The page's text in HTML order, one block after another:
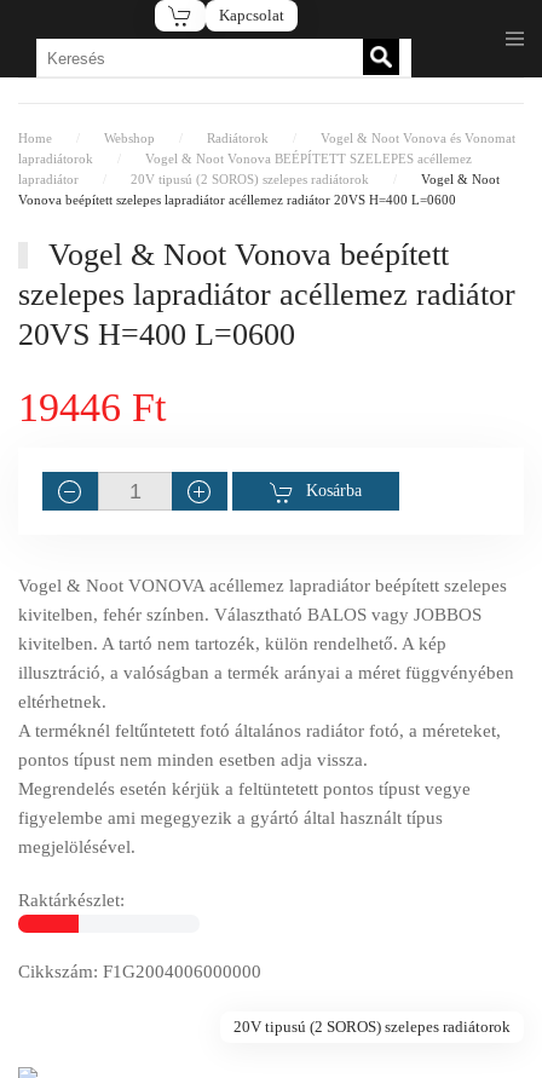
Fő tartalom átugrása
Kapcsolat
Home Webshop Radiátorok
Vogel & Noot Vonova és Vonomat
lapradiátorok
Vogel & Noot Vonova BEÉPÍTETT SZELEPES acéllemez
lapradiátor
20V tipusú (2 SOROS) szelepes radiátorok
Vogel & Noot
Vonova beépített szelepes lapradiátor acéllemez radiátor 20VS H=400 L=0600
Vogel & Noot Vonova beépített
szelepes lapradiátor acéllemez radiátor
20VS H=400 L=0600
19446 Ft
Kosárba
Vogel & Noot VONOVA acéllemez lapradiátor beépített szelepes
kivitelben, fehér színben. Választható BALOS vagy JOBBOS
kivitelben. A tartó nem tartozék, külön rendelhető. A kép
illusztráció, a valóságban a termék arányai a méret függvényében
eltérhetnek.
A terméknél feltűntetett fotó általános radiátor fotó, a méreteket,
pontos típust nem minden esetben adja vissza.
Megrendelés esetén kérjük a feltüntetett pontos típust vegye
figyelembe ami megegyezik a gyártó által használt típus
megjelölésével.
Raktárkészlet:
Cikkszám: F1G2004006000000
20V tipusú (2 SOROS) szelepes radiátorok